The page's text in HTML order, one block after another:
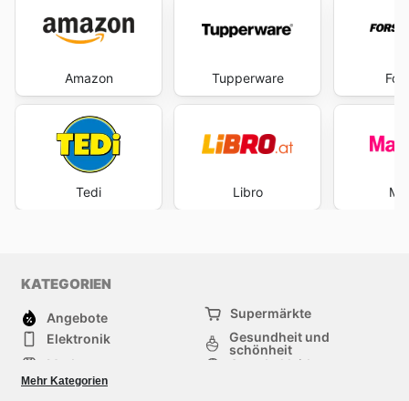
Amazon
Tedi
Tupperware
Libro
KATEGORIEN
Angebote
Supermärkte
Elektronik
Gesundheit und
schönheit
Mode
Sportbekleidung
Baumarkt
Mehr Kategorien